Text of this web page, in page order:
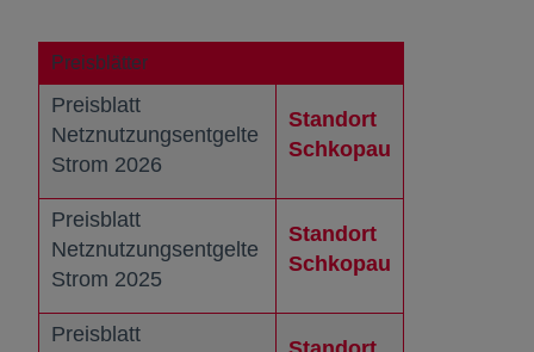
Preisblätter
Preisblatt
Netznutzungsentgelte
Strom 2026
Standort
Schkopau
Preisblatt
Netznutzungsentgelte
Strom 2025
Standort
Schkopau
Preisblatt